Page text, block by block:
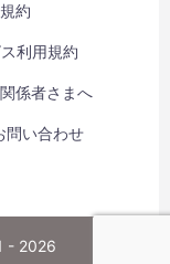
約
利用規約
係者さまへ
問い合わせ
- 2026